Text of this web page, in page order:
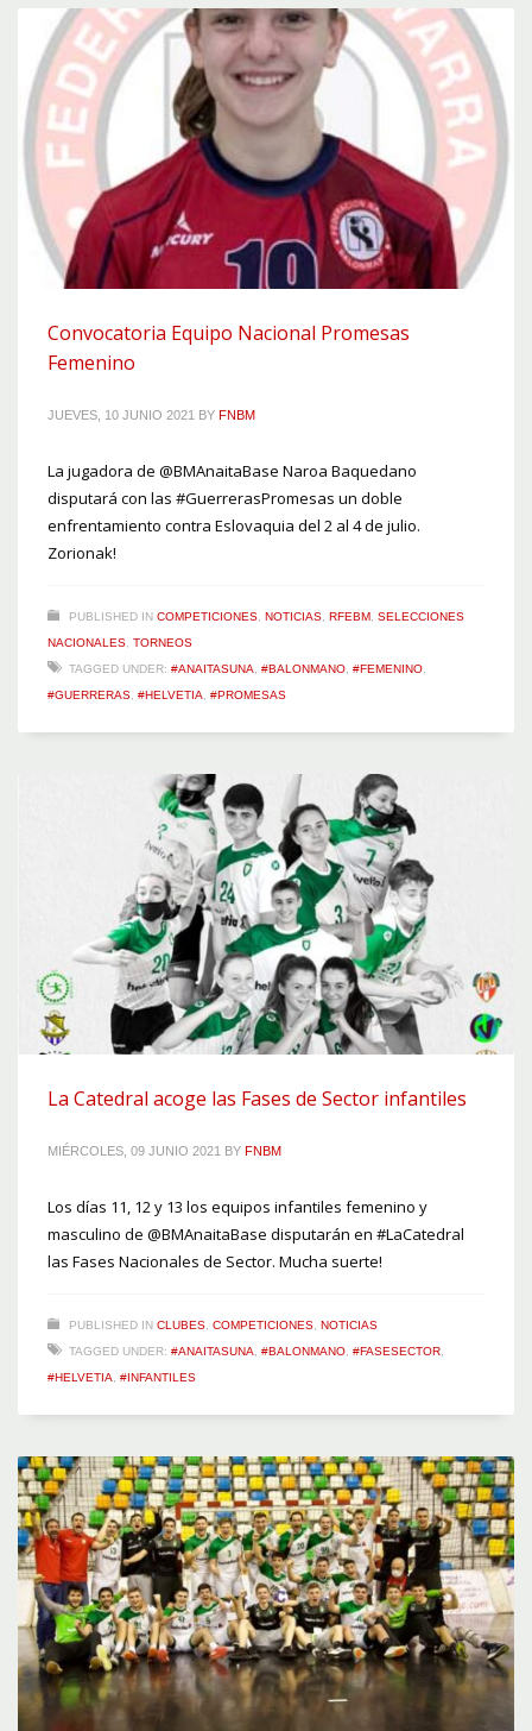
Convocatoria Equipo Nacional Promesas
Femenino
JUEVES, 10 JUNIO 2021 BY FNBM
La jugadora de @BMAnaitaBase Naroa Baquedano
disputará con las #GuerrerasPromesas un doble
enfrentamiento contra Eslovaquia del 2 al 4 de julio.
Zorionak!
PUBLISHED IN COMPETICIONES NOTICIAS RFEBM SELECCIONES
NACIONALES TORNEOS
TAGGED UNDER: #ANAITASUNA #BALONMANO #FEMENINO
#GUERRERAS #HELVETIA #PROMESAS
La Catedral acoge las Fases de Sector infantiles
MIÉRCOLES, 09 JUNIO 2021 BY FNBM
Los días 11, 12 y 13 los equipos infantiles femenino y
masculino de @BMAnaitaBase disputarán en #LaCatedral
las Fases Nacionales de Sector. Mucha suerte!
PUBLISHED IN CLUBES COMPETICIONES NOTICIAS
TAGGED UNDER: #ANAITASUNA #BALONMANO #FASESECTOR
#HELVETIA
#INFANTILES